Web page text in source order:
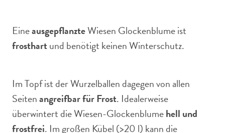
EineausgepflanzteWiesen Glockenblume ist
frosthartund benötigt keinen Winterschutz.
Im Topf ist der Wurzelballen dagegen von allen
Seitenangreifbar für Frost. Idealerweise
überwintert die Wiesen-Glockenblumehell und
frostfrei. Im großen Kübel (>20 l) kann die